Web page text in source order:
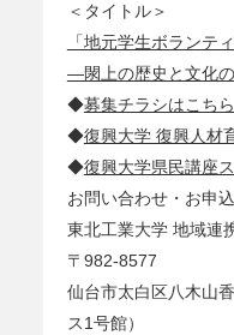
＜タイトル＞
「地元学生ボランテ
―閖上の歴史と文化
◆募集チラシはこちら
◆復興大学 復興人材
◆復興大学県民講座
お問い合わせ・お申
東北工業大学 地域連
〒982-8577
仙台市太白区八木山
ス1号館）